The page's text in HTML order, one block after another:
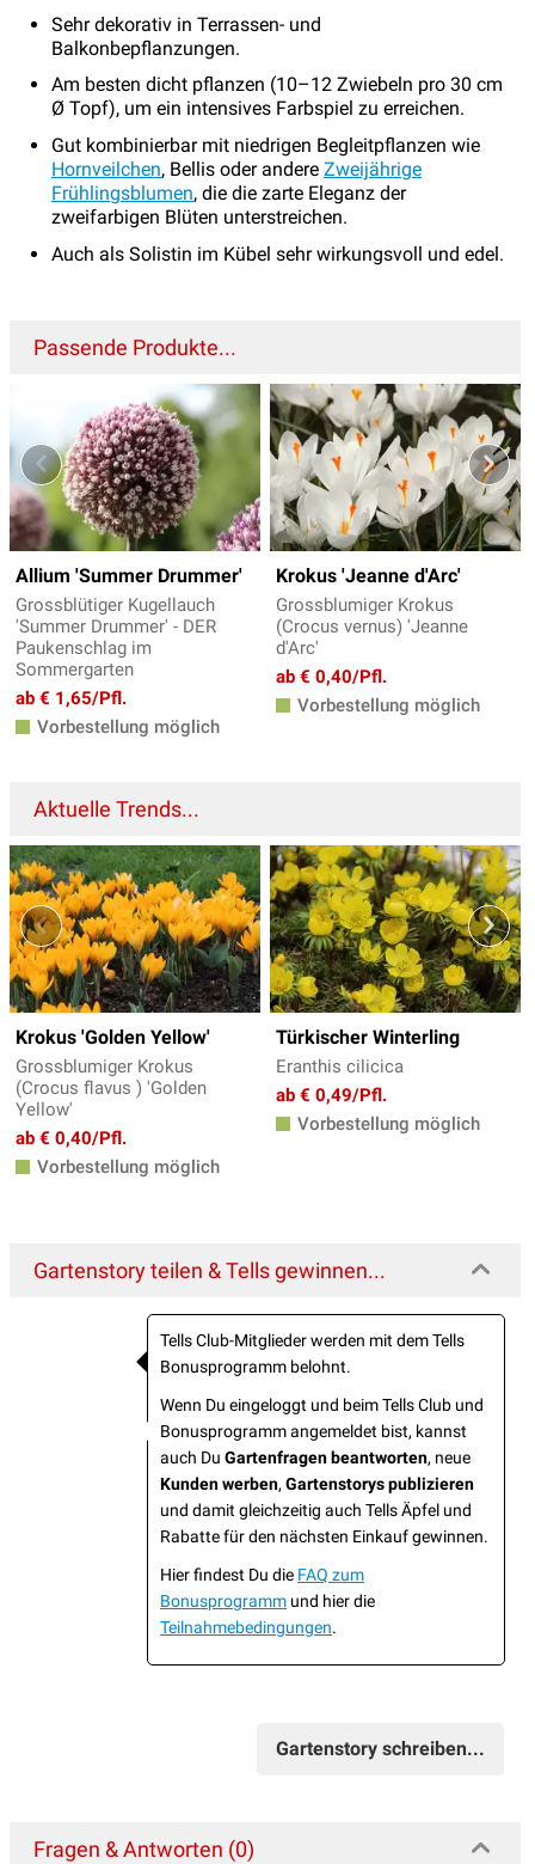
Sehr dekorativ in Terrassen- und
Balkonbepflanzungen.
Am besten dicht pflanzen (10–12 Zwiebeln pro 30 cm
Ø Topf), um ein intensives Farbspiel zu erreichen.
Gut kombinierbar mit niedrigen Begleitpflanzen wie
Hornveilchen, Bellis oder andere Zweijährige
Frühlingsblumen, die die zarte Eleganz der
zweifarbigen Blüten unterstreichen.
Auch als Solistin im Kübel sehr wirkungsvoll und edel.
Passende Produkte...
Allium 'Summer Drummer'
Grossblütiger Kugellauch
'Summer Drummer' - DER
Paukenschlag im
Sommergarten
ab € 1,65/Pfl.
Vorbestellung möglich
Krokus 'Jeanne d'Arc'
Grossblumiger Krokus
(Crocus vernus) 'Jeanne
d'Arc'
ab € 0,40/Pfl.
Vorbestellung möglich
Aktuelle Trends...
Krokus 'Golden Yellow'
Grossblumiger Krokus
(Crocus flavus ) 'Golden
Yellow'
ab € 0,40/Pfl.
Vorbestellung möglich
Türkischer Winterling
Eranthis cilicica
ab € 0,49/Pfl.
Vorbestellung möglich
Gartenstory teilen & Tells gewinnen...
Tells Club-Mitglieder werden mit dem Tells
Bonusprogramm belohnt.
Wenn Du eingeloggt und beim Tells Club und
Bonusprogramm angemeldet bist, kannst
auch Du Gartenfragen beantworten, neue
Kunden werben, Gartenstorys publizieren
und damit gleichzeitig auch Tells Äpfel und
Rabatte für den nächsten Einkauf gewinnen.
Hier findest Du die FAQ zum
Bonusprogramm und hier die
Teilnahmebedingungen.
Gartenstory schreiben...
Fragen & Antworten (0)